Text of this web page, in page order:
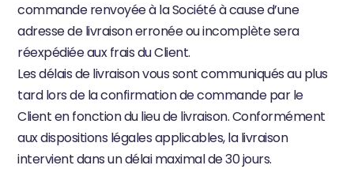
commande renvoyée à la Société à cause d’une
adresse de livraison erronée ou incomplète sera
réexpédiée aux frais du Client.
Les délais de livraison vous sont communiqués au plus
tard lors de la confirmation de commande par le
Client en fonction du lieu de livraison. Conformément
aux dispositions légales applicables, la livraison
intervient dans un délai maximal de 30 jours.